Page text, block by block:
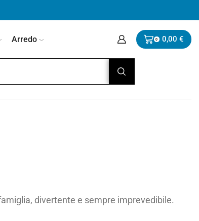
Arredo 0 0,00 €
divertente e sempre imprevedibile.